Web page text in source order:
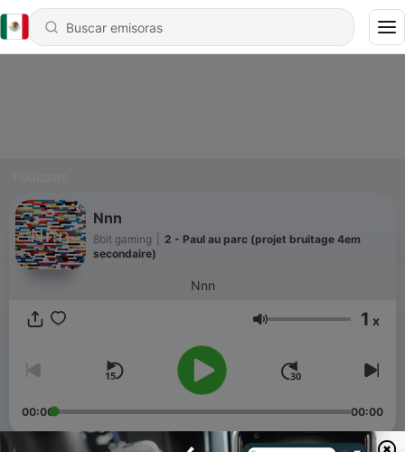
Nnn
8bit gaming
2 - Paul au parc (projet bruitage 4em
secondaire)
Nnn
Volumen 1 x
00:00 00:00